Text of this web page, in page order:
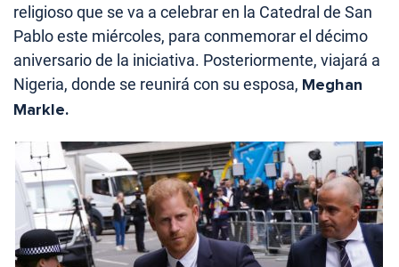
religioso que se va a celebrar en la Catedral de San
Pablo este miércoles, para conmemorar el décimo
aniversario de la iniciativa. Posteriormente, viajará a
Nigeria, donde se reunirá con su esposa, Meghan
Markle.